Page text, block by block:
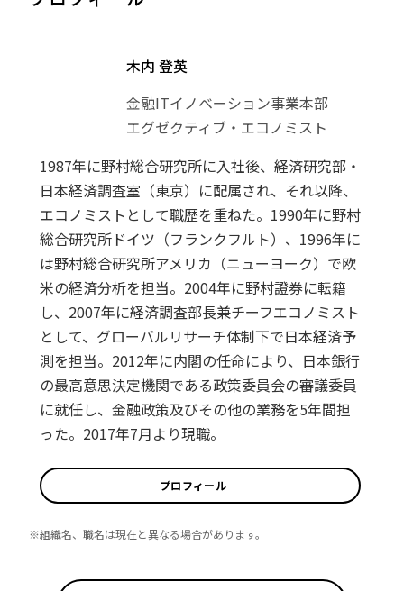
木内 登英
金融ITイノベーション事業本部
エグゼクティブ・エコノミスト
1987年に野村総合研究所に入社後、経済研究部・
日本経済調査室（東京）に配属され、それ以降、
エコノミストとして職歴を重ねた。1990年に野村
総合研究所ドイツ（フランクフルト）、1996年に
は野村総合研究所アメリカ（ニューヨーク）で欧
米の経済分析を担当。2004年に野村證券に転籍
し、2007年に経済調査部長兼チーフエコノミスト
として、グローバルリサーチ体制下で日本経済予
測を担当。2012年に内閣の任命により、日本銀行
の最高意思決定機関である政策委員会の審議委員
に就任し、金融政策及びその他の業務を5年間担
った。2017年7月より現職。
プロフィール
※組織名、職名は現在と異なる場合があります。